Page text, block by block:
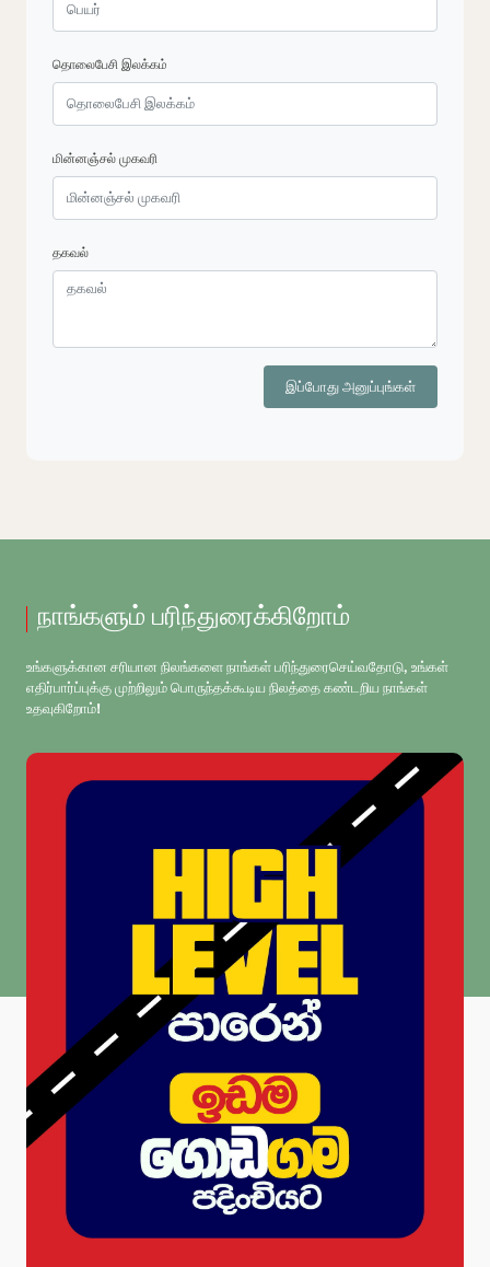
தொலைபேசி இலக்கம்
மின்னஞ்சல் முகவரி
தகவல்
இப்போது அனுப்புங்கள்
நாங்களும் பரிந்துரைக்கிறோம்
உங்களுக்கான சரியான நிலங்களை நாங்கள் பரிந்துரைசெய்வதோடு, உங்கள்
எதிர்பார்ப்புக்கு முற்றிலும் பொருந்தக்கூடிய நிலத்தை கண்டறிய நாங்கள்
உதவுகிறோம்!